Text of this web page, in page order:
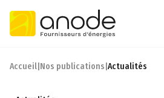
Accueil Nos publications Actualités